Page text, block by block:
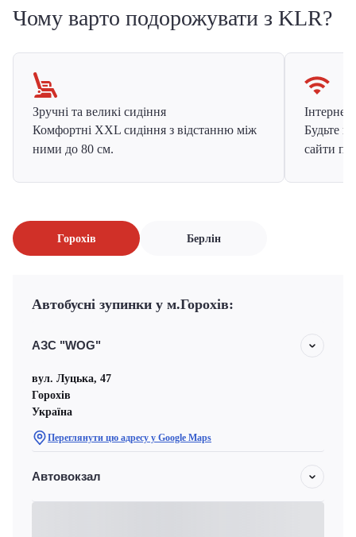
Чому варто подорожувати з KLR?
Зручні та великі сидіння
Комфортні XXL сидіння з відстанню між
ними до 80 см.
Інтернет
Будьте
сайти
Горохів Берлін
Автобусні зупинки у м.Горохів:
АЗС "WOG"
вул. Луцька, 47
Горохів
Україна
Переглянути цю адресу у Google Maps
Автовокзал